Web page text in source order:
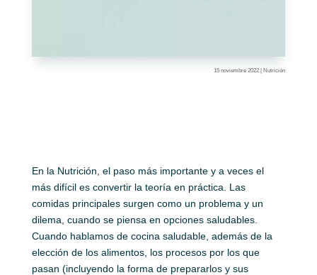
15 noviembre 2022 |Nutrición
En la Nutrición, el paso más importante y a veces el
más difícil es convertir la teoría en práctica. Las
comidas principales surgen como un problema y un
dilema, cuando se piensa en opciones saludables.
Cuando hablamos de cocina saludable, además de la
elección de los alimentos, los procesos por los que
pasan (incluyendo la forma de prepararlos y sus